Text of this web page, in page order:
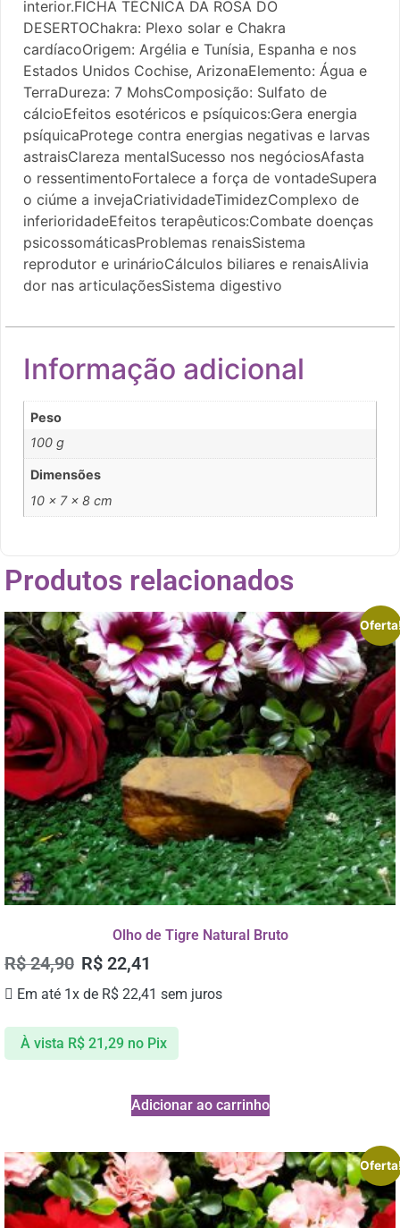
interior.FICHA TÉCNICA DA ROSA DO
DESERTOChakra: Plexo solar e Chakra
cardíacoOrigem: Argélia e Tunísia, Espanha e nos
Estados Unidos Cochise, ArizonaElemento: Água e
TerraDureza: 7 MohsComposição: Sulfato de
cálcioEfeitos esotéricos e psíquicos:Gera energia
psíquicaProtege contra energias negativas e larvas
astraisClareza mentalSucesso nos negóciosAfasta
o ressentimentoFortalece a força de vontadeSupera
o ciúme a invejaCriatividadeTimidezComplexo de
inferioridadeEfeitos terapêuticos:Combate doenças
psicossomáticasProblemas renaisSistema
reprodutor e urinárioCálculos biliares e renaisAlivia
dor nas articulaçõesSistema digestivo
Informação adicional
Peso
100 g
Dimensões
10 × 7 × 8 cm
Produtos relacionados
Olho de Tigre Natural Bruto
R$24,90 R$ 22,41
Em até 1x de R$ 22,41 sem juros
À vista R$21,29 no Pix
Adicionar ao carrinho